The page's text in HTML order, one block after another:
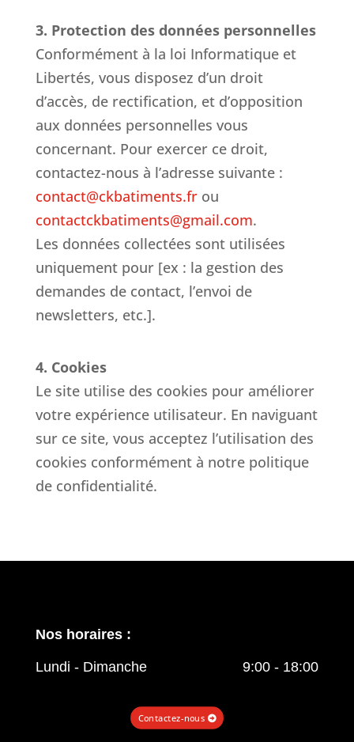
3. Protection des données personnelles
Conformément à la loi Informatique et
Libertés, vous disposez d’un droit
d’accès, de rectification, et d’opposition
aux données personnelles vous
concernant. Pour exercer ce droit,
contactez-nous à l’adresse suivante :
contact@ckbatiments.frou
contactckbatiments@gmail.com.
Les données collectées sont utilisées
uniquement pour [ex : la gestion des
demandes de contact, l’envoi de
newsletters, etc.].
4. Cookies
Le site utilise des cookies pour améliorer
votre expérience utilisateur. En naviguant
sur ce site, vous acceptez l’utilisation des
cookies conformément à notre politique
de confidentialité.
Nos horaires :
Lundi - Dimanche 9:00 - 18:00
Contactez-nous